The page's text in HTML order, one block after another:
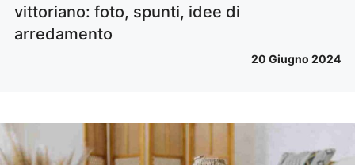
vittoriano: foto, spunti, idee di
arredamento
20 Giugno 2024